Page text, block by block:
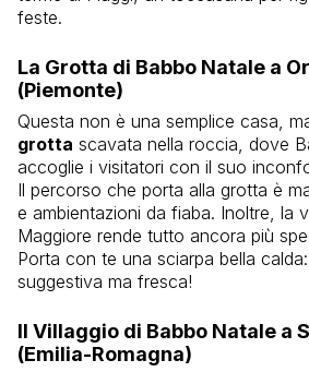
feste.
La Grotta di Babbo Natale a
(Piemonte)
Questa non è una semplice casa,
grotta scavata nella roccia, dove
accoglie i visitatori con il suo
Il percorso che porta alla grotta è
e ambientazioni da fiaba. Inoltre, la
Maggiore rende tutto ancora più
Porta con te una sciarpa bella
suggestiva ma fresca!
Il Villaggio di Babbo Natale a
(Emilia-Romagna)